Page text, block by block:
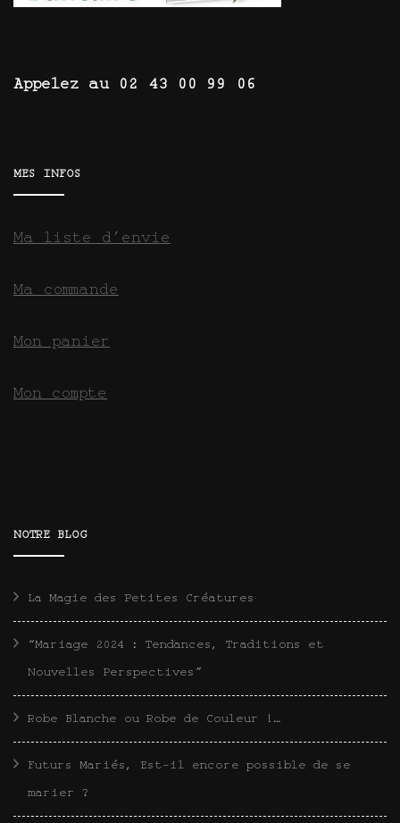
Appelez au 02 43 00 99 06
MES INFOS
Ma liste d’envie
Ma commande
Mon panier
Mon compte
NOTRE BLOG
La Magie des Petites Créatures
“Mariage 2024 : Tendances, Traditions et
Nouvelles Perspectives”
Robe Blanche ou Robe de Couleur !…
Futurs Mariés, Est-il encore possible de se
marier ?